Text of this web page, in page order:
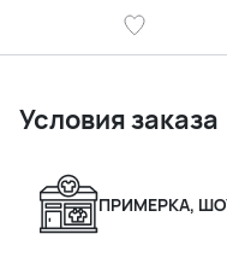
Условия заказа
ПРИМЕРКА,